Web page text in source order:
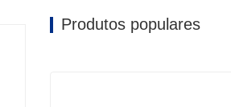
Produtos populares